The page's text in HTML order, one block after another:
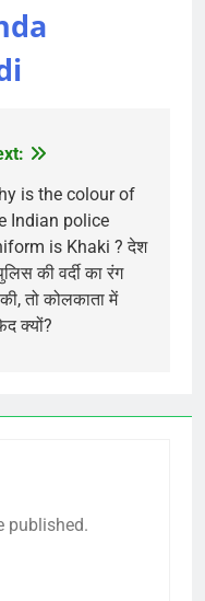
is the colour of
Indian police
is Khaki ? देश
की वर्दी का रंग
तो कोलकाता में
क्‍यों?
published.